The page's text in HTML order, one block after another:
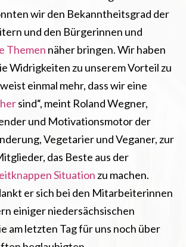
wir den Bekanntheitsgrad der
und den Bürgerinnen und
Themen näher bringen. Wir haben
Widrigkeiten zu unserem Vorteil zu
einmal mehr, dass wir eine
sind“, meint Roland Wegner,
und Motivationsmotor der
Vegetarier und Veganer, zur
das Beste aus der
Situation zu machen.
er sich bei den Mitarbeiterinnen
einiger niedersächsischen
am letzten Tag für uns noch über